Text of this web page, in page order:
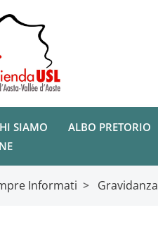
SIAMO ALBO PRETORIO
Informati > Gravidanza